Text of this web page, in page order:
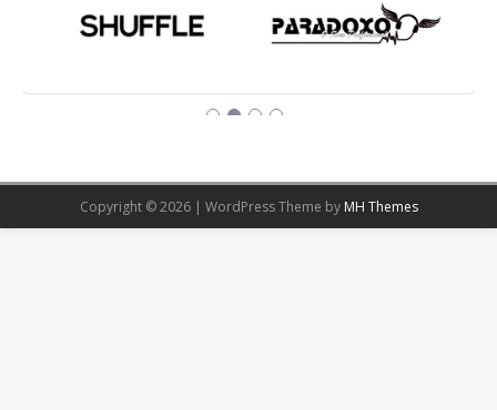
Copyright © 2026 | WordPress Theme by MH Themes